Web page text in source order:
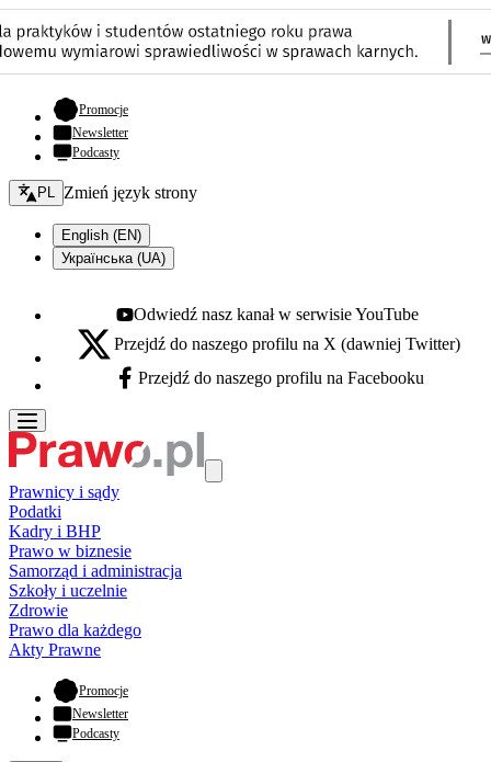
Promocje- otwiera się w nowej karcie
Newsletter
Podcasty
Zmień język - bieżący:
PL Zmień język strony
English (EN)
Українська (UA)
Youtube - otwiera się w nowej karcie
Odwiedź nasz kanał w serwisie YouTube
X - otwiera się w nowej karcie
Przejdź do naszego profilu na X (dawniej Twitter)
Facebook - otwiera się w nowej karcie
Przejdź do naszego profilu na Facebooku
Prawnicy i sądy
Podatki
Kadry i BHP
Prawo w biznesie
Samorząd i administracja
Szkoły i uczelnie
Zdrowie
Prawo dla każdego
Akty Prawne
Promocje- otwiera się w nowej karcie
Newsletter
Podcasty